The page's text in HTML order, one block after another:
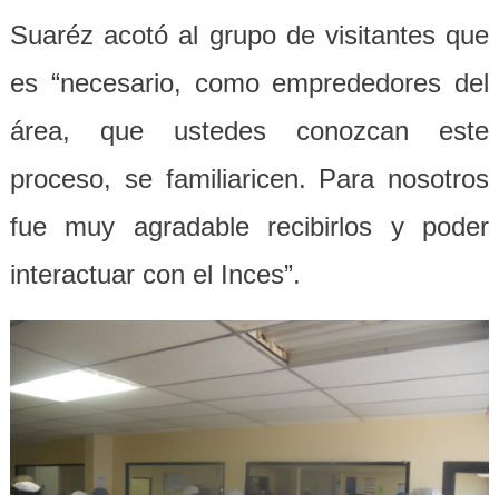
Suaréz acotó al grupo de visitantes que
es “necesario, como emprededores del
área, que ustedes conozcan este
proceso, se familiaricen. Para nosotros
fue muy agradable recibirlos y poder
interactuar con el Inces”.